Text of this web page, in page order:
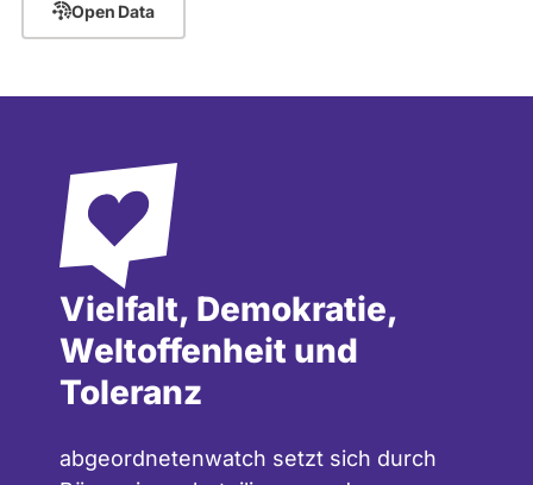
Open Data
Vielfalt, Demokratie,
Weltoffenheit und
Toleranz
abgeordnetenwatch setzt sich durch